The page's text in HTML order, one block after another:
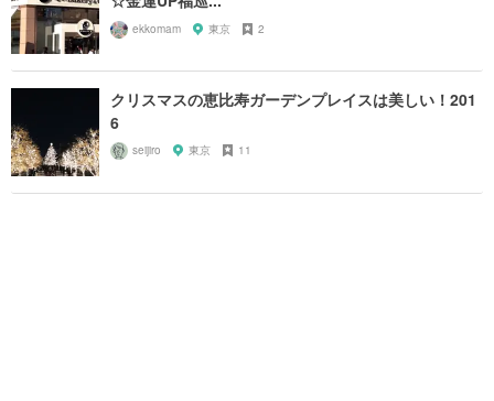
ekkomam 東京 2
クリスマスの恵比寿ガーデンプレイスは美しい！201
6
seijiro 東京 11